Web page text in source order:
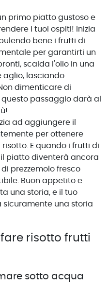
primo piatto gustoso e
i tuoi ospiti! Inizia
bene i frutti di
per garantirti un
scalda l'olio in una
aglio, lasciando
dimenticare di
passaggio darà al
ad aggiungere il
per ottenere
E quando i frutti di
piatto diventerà ancora
prezzemolo fresco
Buon appetito e
una storia, e il tuo
sicuramente una storia
risotto frutti
sotto acqua